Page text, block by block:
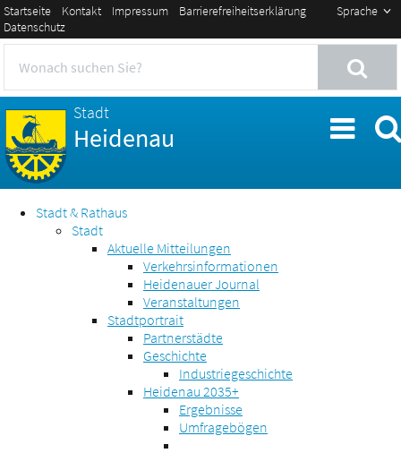
Sprache
Startseite Kontakt Impressum
Barrierefreiheitserklärung
Datenschutz
Stadt
Heidenau
Stadt & Rathaus
Stadt
Aktuelle Mitteilungen
Verkehrsinformationen
Heidenauer Journal
Veranstaltungen
Stadtportrait
Partnerstädte
Geschichte
Industriegeschichte
Heidenau 2035+
Ergebnisse
Umfragebögen